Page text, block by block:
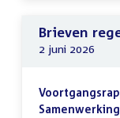
Brieven
2 juni 2026